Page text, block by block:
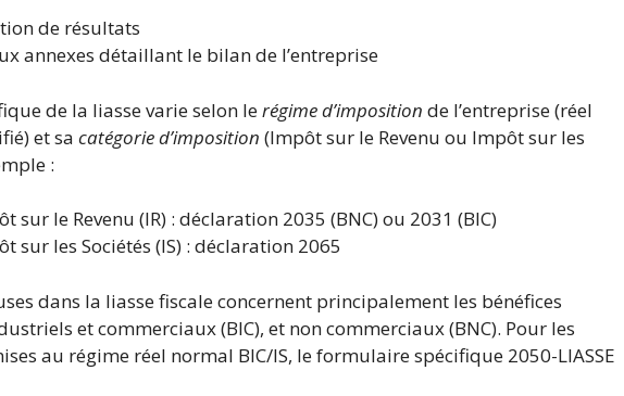
de résultats
annexes détaillant le bilan de l’entreprise
de la liasse varie selon lerégime d’imposition de l’entreprise (réel
et sa catégorie d’imposition (Impôt sur le Revenu ou Impôt sur les
:
sur le Revenu (IR) : déclaration 2035 (BNC) ou 2031 (BIC)
sur les Sociétés (IS) : déclaration 2065
dans la liasse fiscale concernent principalement les bénéfices
et commerciaux (BIC), et non commerciaux (BNC). Pour les
au régime réel normal BIC/IS, le formulaire spécifique 2050-LIASSE